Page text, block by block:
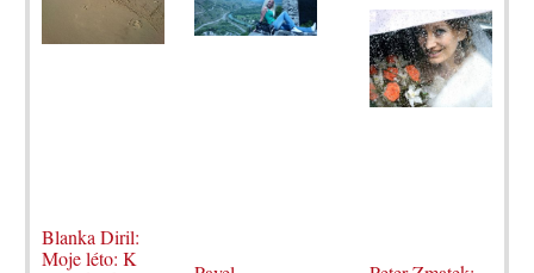
Blanka Diril:
Moje léto: K